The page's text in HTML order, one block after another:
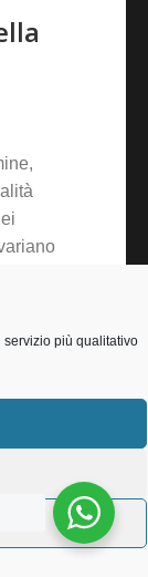
servizio più qualitativo
nel
di
tra cui
del